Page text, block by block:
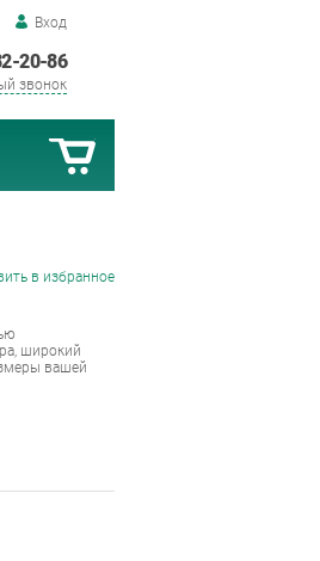
Вход
20-86
звонок
в избранное
широкий
вашей